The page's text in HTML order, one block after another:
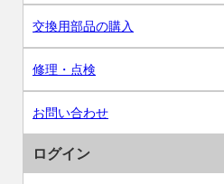
交換用部品の購入
修理・点検
お問い合わせ
ログイン